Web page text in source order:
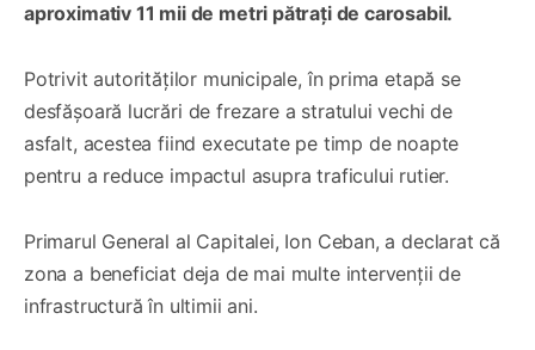
aproximativ 11 mii de metri pătrați de carosabil.
Potrivit autorităților municipale, în prima etapă se
desfășoară lucrări de frezare a stratului vechi de
asfalt, acestea fiind executate pe timp de noapte
pentru a reduce impactul asupra traficului rutier.
Primarul General al Capitalei, Ion Ceban, a declarat că
zona a beneficiat deja de mai multe intervenții de
infrastructură în ultimii ani.